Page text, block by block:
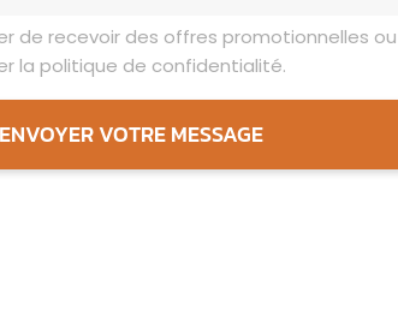
de recevoir des offres promotionnelles
la politique de confidentialité.